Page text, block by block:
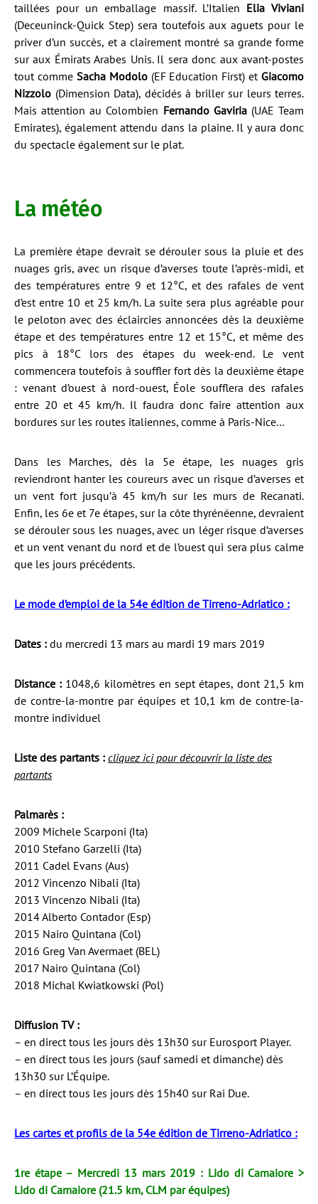
taillées pour un emballage massif. L’Italien Elia Viviani
(Deceuninck-Quick Step) sera toutefois aux aguets pour le
priver d’un succès, et a clairement montré sa grande forme
sur aux Émirats Arabes Unis. Il sera donc aux avant-postes
tout comme Sacha Modolo(EF Education First) et Giacomo
Nizzolo (Dimension Data), décidés à briller sur leurs terres.
Mais attention au Colombien Fernando Gaviria(UAE Team
Emirates), également attendu dans la plaine. Il y aura donc
du spectacle également sur le plat.
La météo
La première étape devrait se dérouler sous la pluie et des
nuages gris, avec un risque d’averses toute l’après-midi, et
des températures entre 9 et 12°C, et des rafales de vent
d’est entre 10 et 25 km/h. La suite sera plus agréable pour
le peloton avec des éclaircies annoncées dès la deuxième
étape et des températures entre 12 et 15°C, et même des
pics à 18°C lors des étapes du week-end. Le vent
commencera toutefois à souffler fort dès la deuxième étape
: venant d’ouest à nord-ouest, Éole soufflera des rafales
entre 20 et 45 km/h. Il faudra donc faire attention aux
bordures sur les routes italiennes, comme à Paris-Nice…
Dans les Marches, dès la 5e étape, les nuages gris
reviendront hanter les coureurs avec un risque d’averses et
un vent fort jusqu’à 45 km/h sur les murs de Recanati.
Enfin, les 6e et 7e étapes, sur la côte thyrénéenne, devraient
se dérouler sous les nuages, avec un léger risque d’averses
et un vent venant du nord et de l’ouest qui sera plus calme
que les jours précédents.
Le mode d’emploi de la 54e édition de Tirreno-Adriatico :
Dates : du mercredi 13 mars au mardi 19 mars 2019
Distance : 1048,6 kilomètres en sept étapes, dont 21,5 km
de contre-la-montre par équipes et 10,1 km de contre-la-
montre individuel
Liste des partants : cliquez ici pour découvrir la liste des
partants
Palmarès :
2009 Michele Scarponi (Ita)
2010 Stefano Garzelli (Ita)
2011 Cadel Evans (Aus)
2012 Vincenzo Nibali (Ita)
2013 Vincenzo Nibali (Ita)
2014 Alberto Contador (Esp)
2015 Nairo Quintana (Col)
2016 Greg Van Avermaet (BEL)
2017 Nairo Quintana (Col)
2018 Michal Kwiatkowski (Pol)
Diffusion TV :
– en direct tous les jours dès 13h30 sur Eurosport Player.
– en direct tous les jours (sauf samedi et dimanche) dès
13h30 sur L’Équipe.
– en direct tous les jours dès 15h40 sur Rai Due.
Les cartes et profils de la 54e édition de Tirreno-Adriatico :
1re étape – Mercredi 13 mars 2019 : Lido di Camaiore >
Lido di Camaiore (21.5 km, CLM par équipes)